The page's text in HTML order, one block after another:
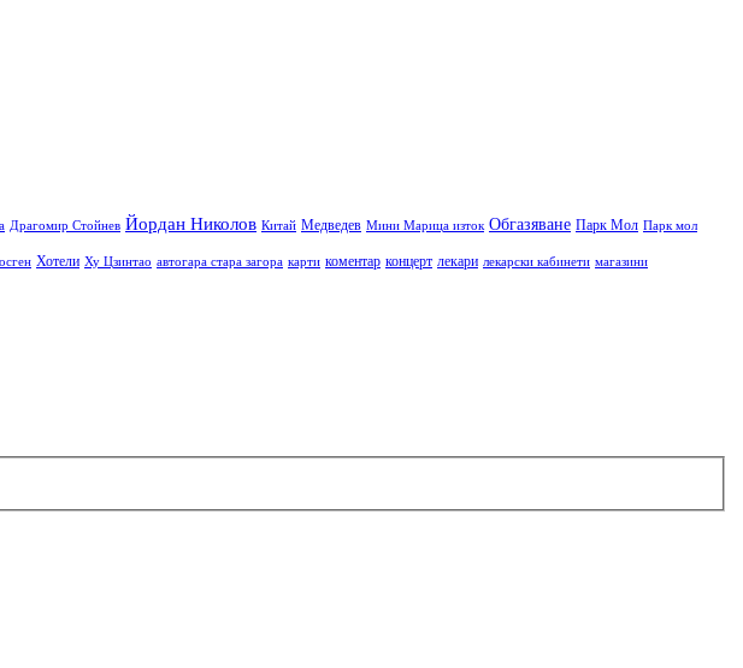
Драгомир Стойнев Йордан Николов Китай Медведев Мини Марица изток Обгазяване Парк Мол Парк мол
Хотели Ху Цзинтао автогара стара загора карти коментар концерт лекари лекарски кабинети магазини